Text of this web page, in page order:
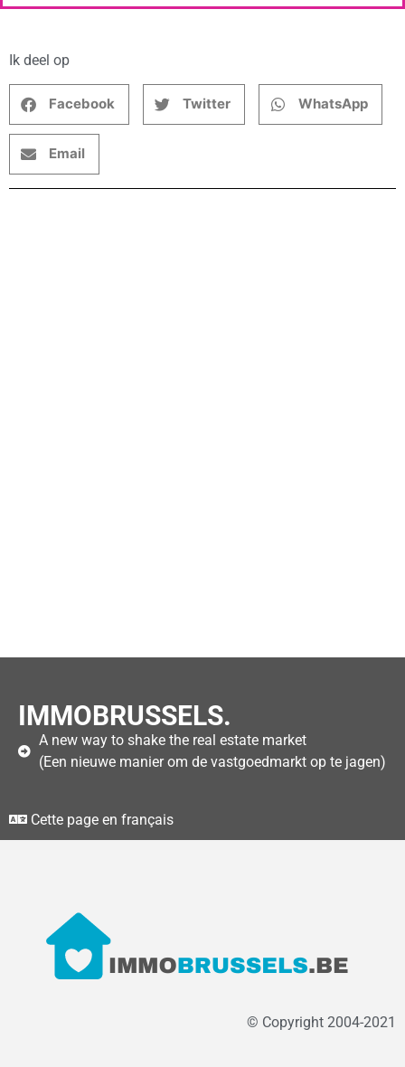
Ik deel op
Facebook Twitter WhatsApp
Email
IMMOBRUSSELS.
A new way to shake the real estate market
(Een nieuwe manier om de vastgoedmarkt op te jagen)
Cette page en français
© Copyright 2004-2021